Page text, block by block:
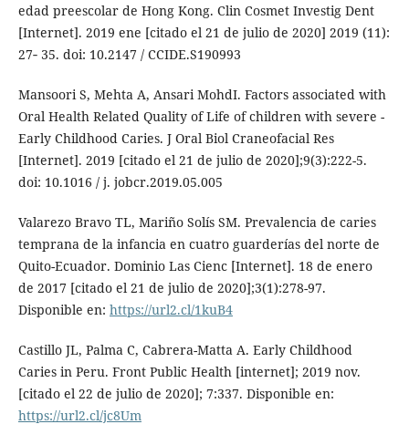
edad preescolar de Hong Kong. Clin Cosmet Investig Dent
[Internet]. 2019 ene [citado el 21 de julio de 2020] 2019 (11):
27‐ 35. doi: 10.2147 / CCIDE.S190993
Mansoori S, Mehta A, Ansari MohdI. Factors associated with
Oral Health Related Quality of Life of children with severe -
Early Childhood Caries. J Oral Biol Craneofacial Res
[Internet]. 2019 [citado el 21 de julio de 2020];9(3):222-5.
doi: 10.1016 / j. jobcr.2019.05.005
Valarezo Bravo TL, Mariño Solís SM. Prevalencia de caries
temprana de la infancia en cuatro guarderías del norte de
Quito-Ecuador. Dominio Las Cienc [Internet]. 18 de enero
de 2017 [citado el 21 de julio de 2020];3(1):278-97.
Disponible en: https://url2.cl/1kuB4
Castillo JL, Palma C, Cabrera-Matta A. Early Childhood
Caries in Peru. Front Public Health [internet]; 2019 nov.
[citado el 22 de julio de 2020]; 7:337. Disponible en:
https://url2.cl/jc8Um